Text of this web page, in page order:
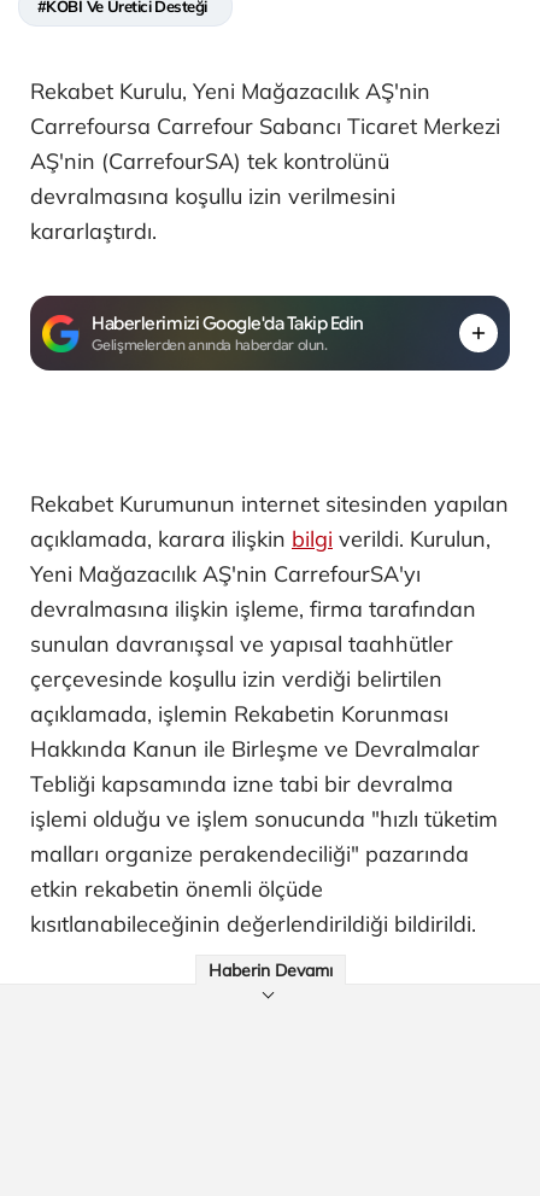
#KOBİ Ve Üretici Desteği
Rekabet Kurulu, Yeni Mağazacılık AŞ'nin
Carrefoursa Carrefour Sabancı Ticaret Merkezi
AŞ'nin (CarrefourSA) tek kontrolünü
devralmasına koşullu izin verilmesini
kararlaştırdı.
Haberlerimizi Google'da Takip Edin
Gelişmelerden anında haberdar olun.
Rekabet Kurumunun internet sitesinden yapılan
açıklamada, karara ilişkin bilgi verildi. Kurulun,
Yeni Mağazacılık AŞ'nin CarrefourSA'yı
devralmasına ilişkin işleme, firma tarafından
sunulan davranışsal ve yapısal taahhütler
çerçevesinde koşullu izin verdiği belirtilen
açıklamada, işlemin Rekabetin Korunması
Hakkında Kanun ile Birleşme ve Devralmalar
Tebliği kapsamında izne tabi bir devralma
işlemi olduğu ve işlem sonucunda "hızlı tüketim
malları organize perakendeciliği" pazarında
etkin rekabetin önemli ölçüde
kısıtlanabileceğinin değerlendirildiği bildirildi.
Haberin Devamı